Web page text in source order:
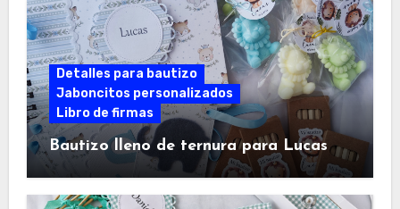
Detalles para bautizo
Jaboncitos personalizados
Libro de firmas
Bautizo lleno de ternura para Lucas